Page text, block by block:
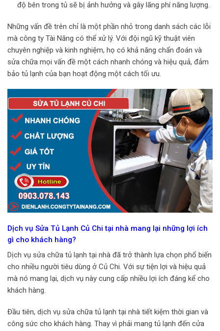
độ bên trong tủ sẽ bị ảnh hưởng và gây lãng phí năng lượng.
Những vấn đề trên chỉ là một phần nhỏ trong danh sách các lỗi
mà công ty Tài Năng có thể xử lý. Với đội ngũ kỹ thuật viên
chuyên nghiệp và kinh nghiệm, họ có khả năng chẩn đoán và
sửa chữa mọi vấn đề một cách nhanh chóng và hiệu quả, đảm
bảo tủ lạnh của bạn hoạt động một cách tối ưu.
Dịch vụ Sửa Tủ Lạnh Củ Chi tại nhà mang lại những lợi ích
gì cho khách hàng?
Dịch vụ sửa chữa tủ lạnh tại nhà đã trở thành lựa chọn phổ biến
cho nhiều người tiêu dùng ở Củ Chi. Với sự tiện lợi và hiệu quả
mà nó mang lại, dịch vụ này cung cấp nhiều lợi ích đáng kể cho
khách hàng.
Đầu tiên, dịch vụ sửa chữa tủ lạnh tại nhà tiết kiệm thời gian và
công sức cho khách hàng. Thay vì phải mang tủ lạnh đến cửa